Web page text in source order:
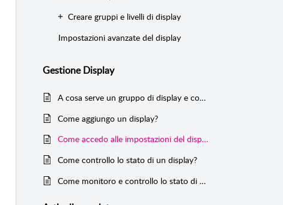
Creare gruppi e livelli di display
Impostazioni avanzate del display
Gestione Display
A cosa serve un gruppo di display e come si crea
Come aggiungo un display?
Come accedo alle impostazioni del display?
Come controllo lo stato di un display?
Come monitoro e controllo lo stato di un display?